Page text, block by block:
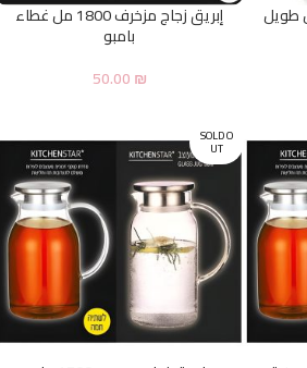
مزخرف 1200 مل طويل إبريق زجاج مزخرف 1800 مل غطاء
بامبو
50.00₪
SOLD O
UT